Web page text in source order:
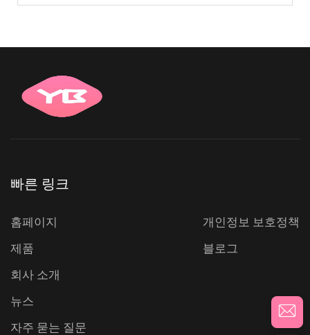
빠른 링크
홈페이지
제품
회사 소개
뉴스
자주 묻는 질문
개인정보 보호정책
블로그